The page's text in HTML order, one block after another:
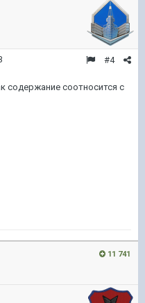
#4
содержание соотносится с
11 741